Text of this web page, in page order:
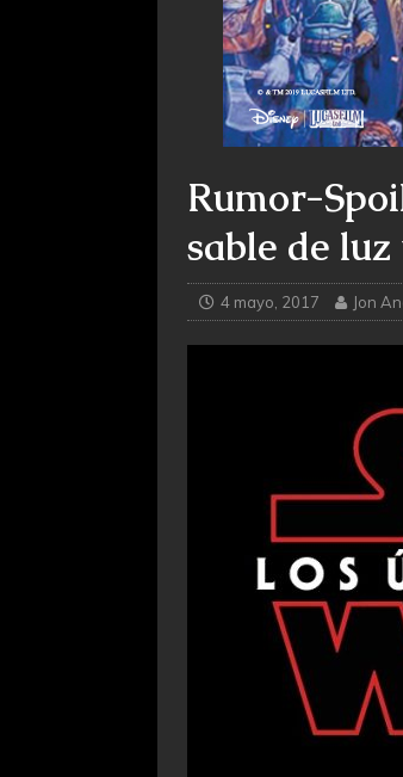
Rumor-
sable de
4 mayo, 2017 Jon